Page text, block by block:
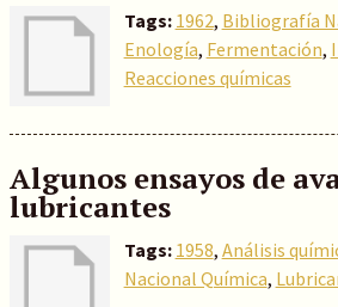
Tags: 1962, Bibliografía
Enología, Fermentación,
Reacciones químicas
Algunos ensayos de
lubricantes
Tags: 1958, Análisis
Nacional Química,